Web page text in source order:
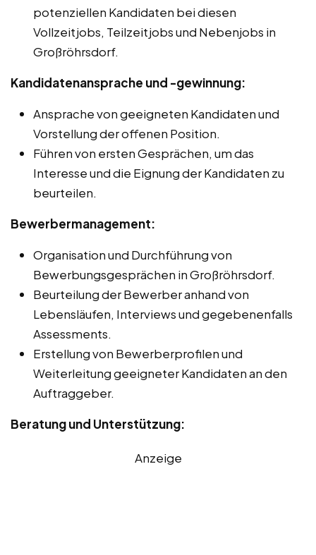
potenziellen Kandidaten bei diesen
Vollzeitjobs, Teilzeitjobs und Nebenjobs in
Großröhrsdorf.
Kandidatenansprache und -gewinnung:
Ansprache von geeigneten Kandidaten und
Vorstellung der offenen Position.
Führen von ersten Gesprächen, um das
Interesse und die Eignung der Kandidaten zu
beurteilen.
Bewerbermanagement:
Organisation und Durchführung von
Bewerbungsgesprächen in Großröhrsdorf.
Beurteilung der Bewerber anhand von
Lebensläufen, Interviews und gegebenenfalls
Assessments.
Erstellung von Bewerberprofilen und
Weiterleitung geeigneter Kandidaten an den
Auftraggeber.
Beratung und Unterstützung:
Anzeige